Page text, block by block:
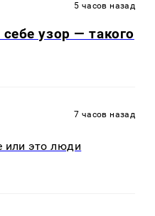
5 часов назад
узор — такого
7 часов назад
или это люди